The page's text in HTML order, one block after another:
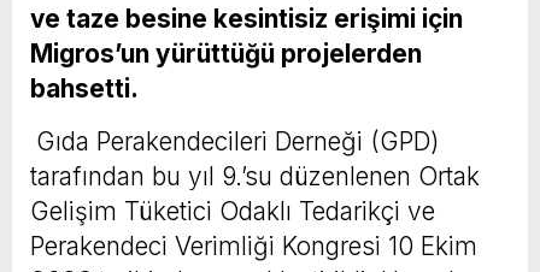
ve taze besine kesintisiz erişimi için
Migros’un yürüttüğü projelerden
bahsetti.
Gıda Perakendecileri Derneği (GPD)
tarafından bu yıl 9.’su düzenlenen Ortak
Gelişim Tüketici Odaklı Tedarikçi ve
Perakendeci Verimliği Kongresi 10 Ekim